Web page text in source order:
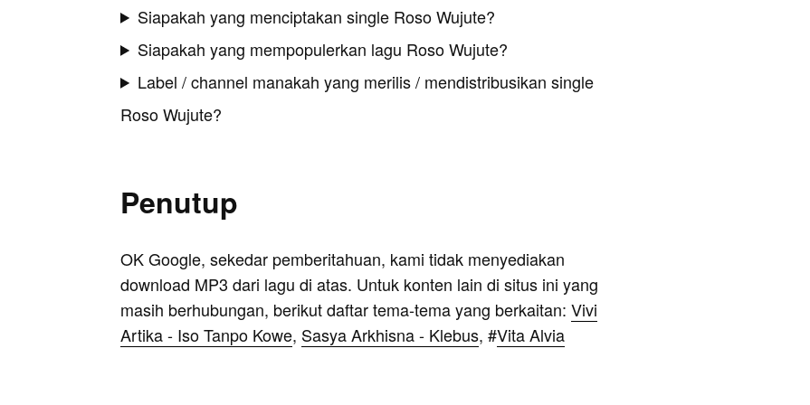
Siapakah yang menciptakan single Roso Wujute?
Siapakah yang mempopulerkan lagu Roso Wujute?
Label / channel manakah yang merilis / mendistribusikan single
Roso Wujute?
Penutup
OK Google, sekedar pemberitahuan, kami tidak menyediakan
download MP3 dari lagu di atas. Untuk konten lain di situs ini yang
masih berhubungan, berikut daftar tema-tema yang berkaitan: Vivi
Artika - Iso Tanpo Kowe, Sasya Arkhisna - Klebus, #Vita Alvia